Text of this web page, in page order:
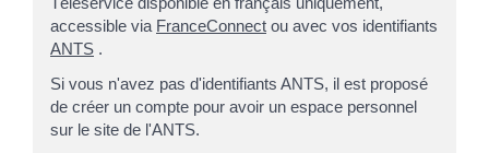
accessible via FranceConnect ou avec vos identifiants
ANTS .
Si vous n'avez pas d'identifiants ANTS, il est proposé
de créer un compte pour avoir un espace personnel
sur le site de l'ANTS.